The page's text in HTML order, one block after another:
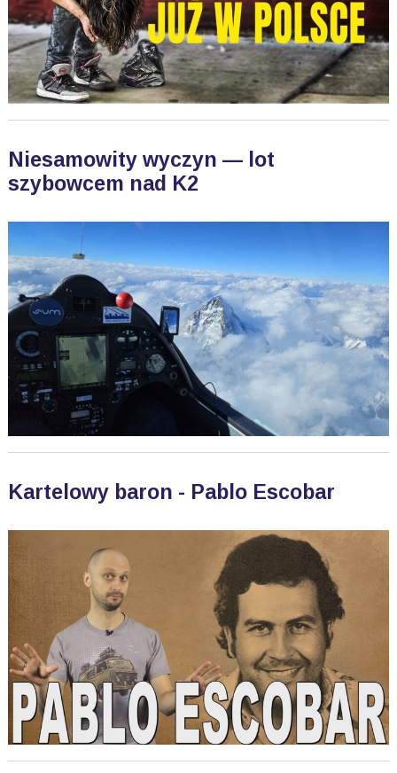
Niesamowity wyczyn — lot
szybowcem nad K2
Kartelowy baron - Pablo Escobar